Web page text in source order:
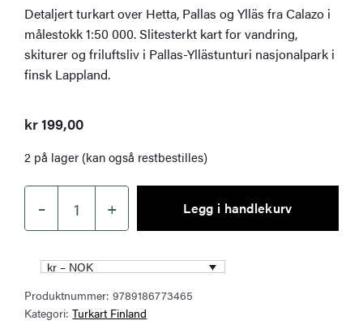
Detaljert turkart over Hetta, Pallas og Ylläs fra Calazo i
målestokk 1:50 000. Slitesterkt kart for vandring,
skiturer og friluftsliv i Pallas-Yllästunturi nasjonalpark i
finsk Lappland.
kr199,00
2 på lager (kan også restbestilles)
–
Ylläs
turkart
1:50
000
+ Legg i handlekurv
kr – NOK
Produktnummer:9789186773465
Kategori:Turkart Finland